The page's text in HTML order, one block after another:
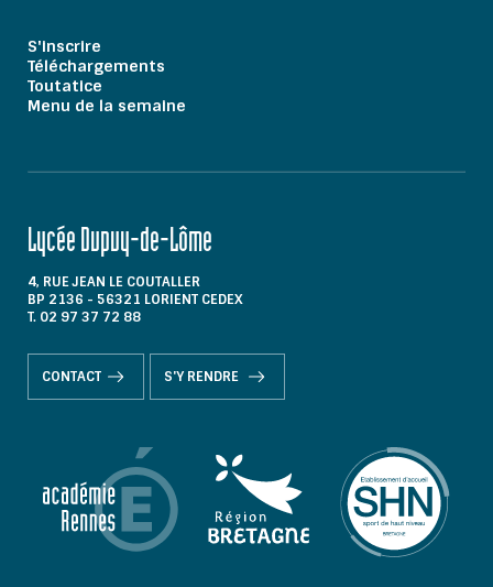
S'inscrire
Téléchargements
Toutatice
Menu de la semaine
Lycée Dupuy-de-Lôme
4, RUE JEAN LE COUTALLER
BP 2136 - 56321 LORIENT CEDEX
T. 02 97 37 72 88
CONTACT S'Y RENDRE